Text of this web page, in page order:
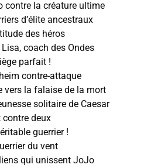
contre la créature ultime
d’élite ancestraux
des héros
coach des Ondes
parfait !
contre-attaque
vers la falaise de la mort
solitaire de Caesar
contre deux
guerrier !
du vent
qui unissent JoJo